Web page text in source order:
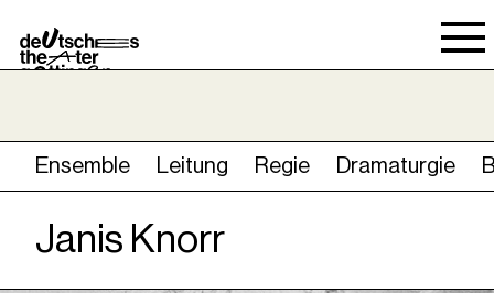
Spielraum
Ensemble Leitung Regie Dramaturgie
Janis Knorr